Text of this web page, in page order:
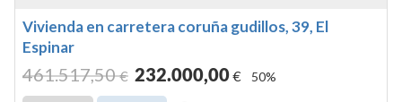
Vivienda en carretera coruña gudillos, 39, El
Espinar
461.517,50 € 232.000,00€ 50%